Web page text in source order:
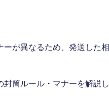
が異なるため、発送した
筒ルール・マナーを解説し